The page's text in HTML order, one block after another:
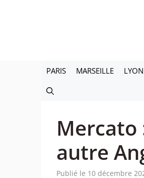
PARIS MARSEILLE LYON
Mercato
autre
Publié le 10 décembre